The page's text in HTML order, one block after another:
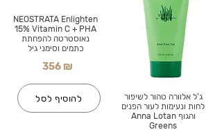
NEOSTRATA Enlighten
15% Vitamin C + PHA
נאוסטרטה להפחתת
כתמים וסימני גיל
356 ₪
להוסיף לסל
ג'ל אלוורה טהור לשיפור
לחות ונעימות לעור הפנים
והגוף Anna Lotan
Greens